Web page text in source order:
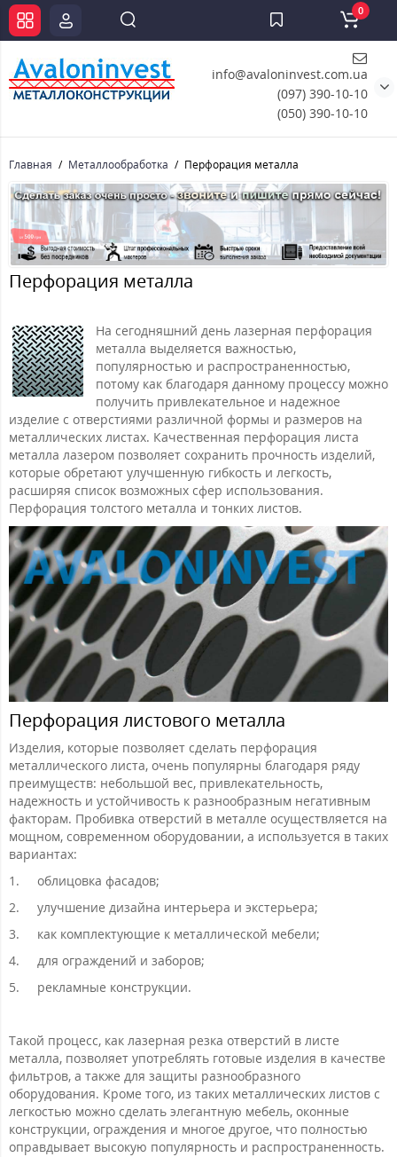
info@avaloninvest.com.ua
(097) 390-10-10
(050) 390-10-10
0
Главная Металлообработка Перфорация металла
Перфорация металла
На сегодняшний день лазерная перфорация
металла выделяется важностью,
популярностью и распространенностью,
потому как благодаря данному процессу можно
получить привлекательное и надежное
изделие с отверстиями различной формы и размеров на
металлических листах. Качественная перфорация листа
металла лазером позволяет сохранить прочность изделий,
которые обретают улучшенную гибкость и легкость,
расширяя список возможных сфер использования.
Перфорация толстого металла и тонких листов.
Перфорация листового металла
Изделия, которые позволяет сделать перфорация
металлического листа, очень популярны благодаря ряду
преимуществ: небольшой вес, привлекательность,
надежность и устойчивость к разнообразным негативным
факторам. Пробивка отверстий в металле осуществляется на
мощном, современном оборудовании, а используется в таких
вариантах:
1.
облицовка фасадов;
2.
улучшение дизайна интерьера и экстерьера;
3.
как комплектующие к металлической мебели;
4.
для ограждений и заборов;
5.
рекламные конструкции.
Такой процесс, как лазерная резка отверстий в листе
металла, позволяет употреблять готовые изделия в качестве
фильтров, а также для защиты разнообразного
оборудования. Кроме того, из таких металлических листов с
легкостью можно сделать элегантную мебель, оконные
конструкции, ограждения и многое другое, что полностью
оправдывает высокую популярность и распространенность.